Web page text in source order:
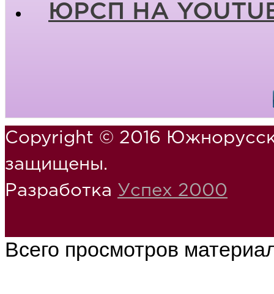
ЮРСП НА
Copyright © 2016
защищены.
Разработка Успех 2000
Всего просмотров